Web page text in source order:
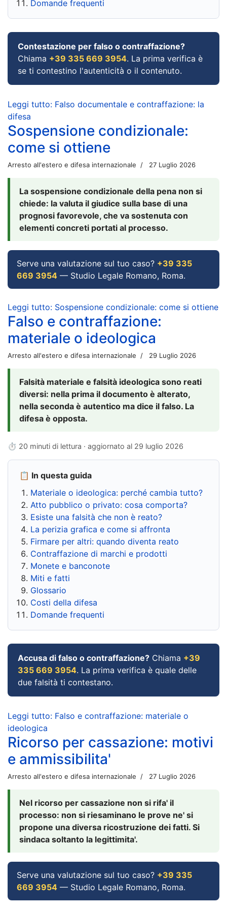
Domande frequenti
Contestazione per falso o contraffazione?
Chiama +39 335 669 3954. La prima verifica è
se ti contestino l'autenticità o il contenuto.
Leggi tutto: Falso documentale e contraffazione: la
difesa
Sospensione condizionale:
come si ottiene
Arresto all'estero e difesa internazionale 27 Luglio 2026
La sospensione condizionale della pena non si
chiede: la valuta il giudice sulla base di una
prognosi favorevole, che va sostenuta con
elementi concreti portati al processo.
Serve una valutazione sul tuo caso? +39 335
669 3954 — Studio Legale Romano, Roma.
Leggi tutto: Sospensione condizionale: come si ottiene
Falso e contraffazione:
materiale o ideologica
Arresto all'estero e difesa internazionale 29 Luglio 2026
Falsità materiale e falsità ideologica sono reati
diversi: nella prima il documento è alterato,
nella seconda è autentico ma dice il falso. La
difesa è opposta.
⏱ 20 minuti di lettura · aggiornato al 29 luglio 2026
📋 In questa guida
Materiale o ideologica: perché cambia tutto?
Atto pubblico o privato: cosa comporta?
Esiste una falsità che non è reato?
La perizia grafica e come si affronta
Firmare per altri: quando diventa reato
Contraffazione di marchi e prodotti
Monete e banconote
Miti e fatti
Glossario
Costi della difesa
Domande frequenti
Accusa di falso o contraffazione? Chiama +39
335 669 3954. La prima verifica è quale delle
due falsità ti contestano.
Leggi tutto: Falso e contraffazione: materiale o
ideologica
Ricorso per cassazione: motivi
e ammissibilita'
Arresto all'estero e difesa internazionale 27 Luglio 2026
Nel ricorso per cassazione non si rifa' il
processo: non si riesaminano le prove ne' si
propone una diversa ricostruzione dei fatti. Si
sindaca soltanto la legittimita'.
Serve una valutazione sul tuo caso? +39 335
669 3954 — Studio Legale Romano, Roma.